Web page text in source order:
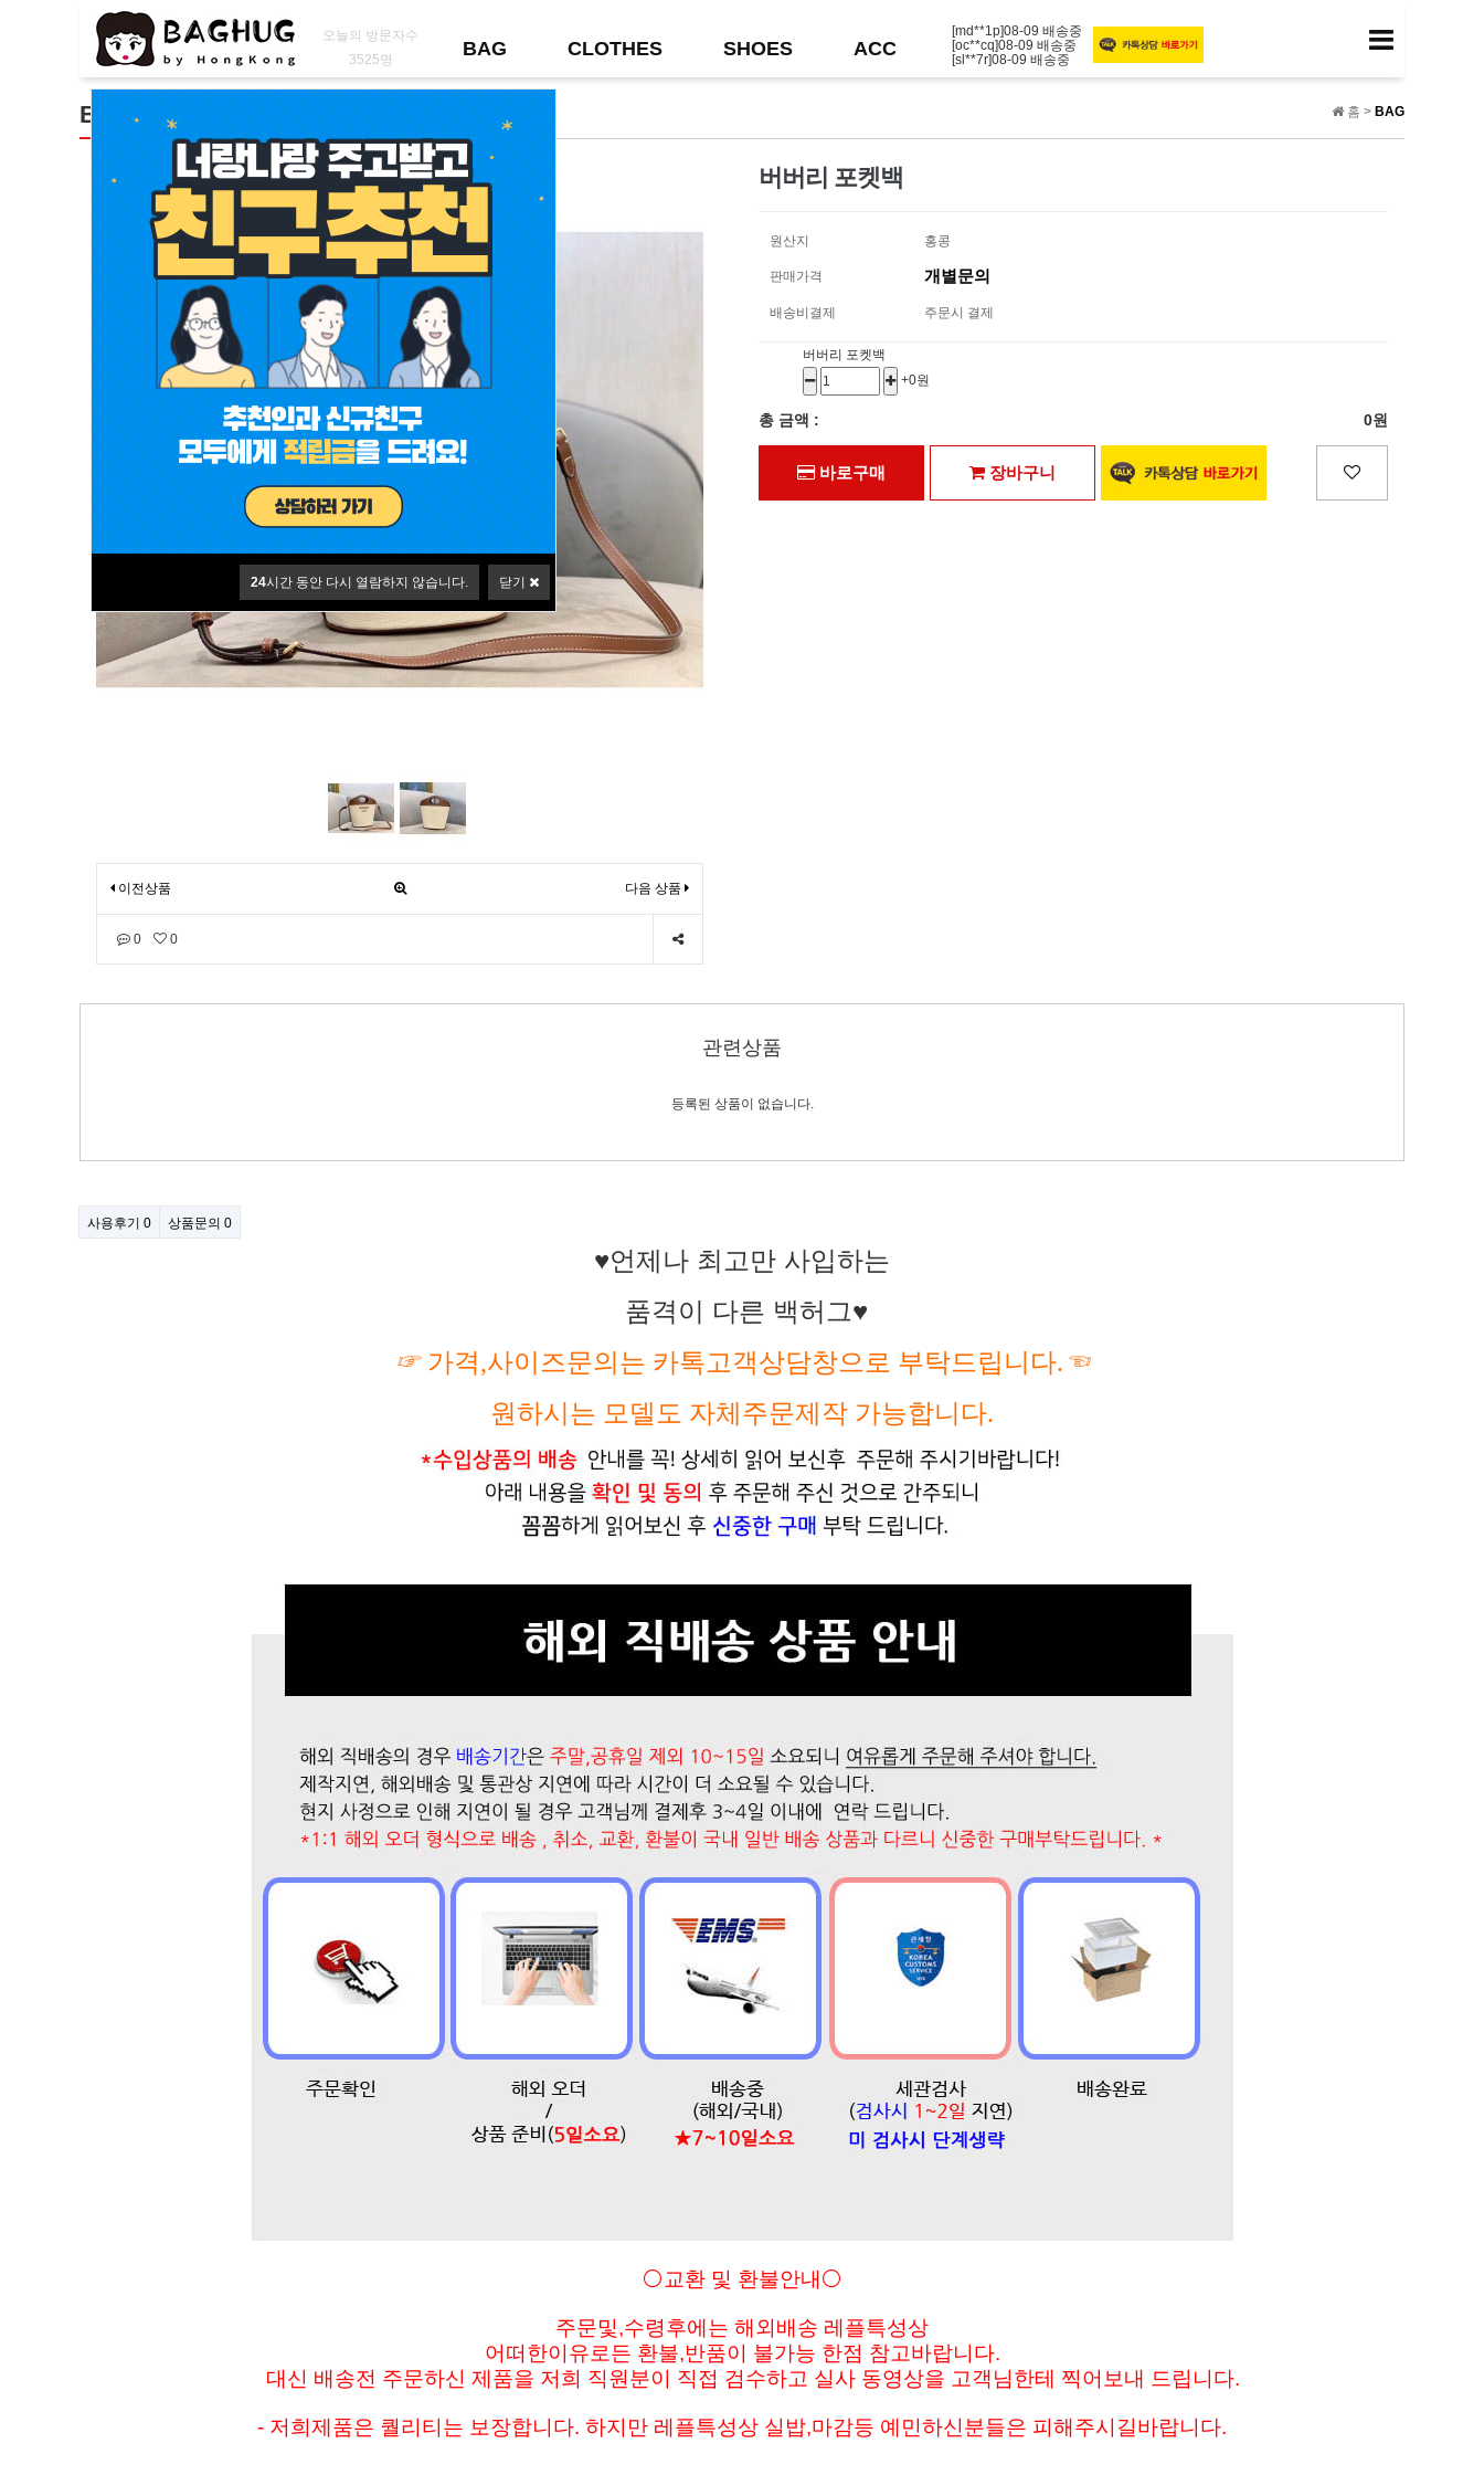
오늘의 방문자수
3525명
BAG CLOTHES SHOES ACC
[md**1p]08-09 배송중
[oc**cq]08-09 배송중
[sl**7r]08-09 배송중
[ow**lf]08-09 배송중
24시간 동안 다시 열람하지 않습니다. 닫기
홈 > BAG
BAG
이전상품 다음 상품
0 0
버버리 포켓백
원산지 홍콩
판매가격 개별문의
배송비결제 주문시 결제
버버리 포켓백
+0원
총 금액 : 0원
바로구매 장바구니
관련상품
등록된 상품이 없습니다.
사용후기 0 상품문의 0
♥언제나 최고만 사입하는
품격이 다른 백허그♥
☞ 가격,사이즈문의는 카톡고객상담창으로 부탁드립니다. ☜
원하시는 모델도 자체주문제작 가능합니다.
⚪교환 및 환불안내⚪
주문및,수령후에는 해외배송 레플특성상
어떠한이유로든 환불,반품이 불가능 한점 참고바랍니다.
대신 배송전 주문하신 제품을 저희 직원분이 직접 검수하고 실사 동영상을 고객님한테 찍어보내 드립니다.
- 저희제품은 퀄리티는 보장합니다. 하지만 레플특성상 실밥,마감등 예민하신분들은 피해주시길바랍니다.